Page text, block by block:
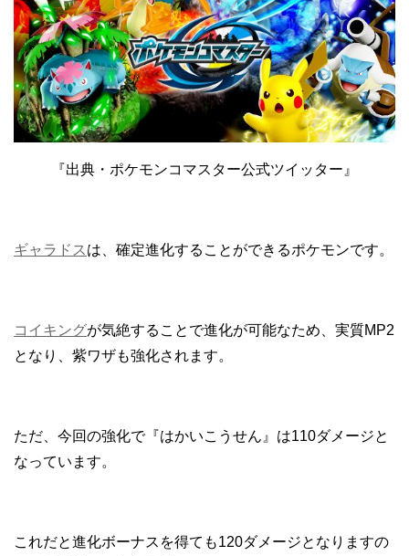
『出典・ポケモンコマスター公式ツイッター』
ギャラドス は、確定進化することができるポケモンです。
コイキングが気絶することで進化が可能なため、実質MP2
となり、紫ワザも強化されます。
ただ、今回の強化で『はかいこうせん』は110ダメージと
なっています。
これだと進化ボーナスを得ても120ダメージとなりますの